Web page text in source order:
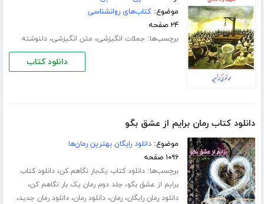
موضوع:کتاب‌های روانشناسی
۲۴ صفحه
برچسب‌ها: جملات انگیزشی، متن انگیزشی،دلنوشته
دانلود کتاب
دانلود کتاب رمان برایم از عشق بگو
موضوع:دانلود رایگان بهترین رمان‌ها
۱۰۹۶ صفحه
برچسب‌ها:دانلود کتاب یک‌بار نگاهم کن،دانلود کتاب
برایم از عشق بگو، جلد دوم رمان یک بار نگاهم کن،
دانلود رمان رایگان،رمان،دانلود رمان،دانلود رمان جدید،